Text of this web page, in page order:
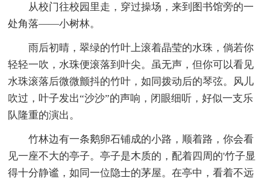
从校门往校园里走，穿过操场，来到图书馆旁的一
处角落——小树林。
雨后初晴，翠绿的竹叶上滚着晶莹的水珠，倘若你
轻轻一吹，水珠便滚落到叶尖。虽无声，但你可以看见
水珠滚落后微微颤抖的竹叶，如同拨动后的琴弦。风儿
吹过，叶子发出“沙沙”的声响，闭眼细听，好似一支乐
队隆重的演出。
竹林边有一条鹅卵石铺成的小路，顺着路，你会看
见一座不大的亭子。亭子是木质的，配着四周的'竹子显
得十分静谧，如同一位隐士的茅屋。在亭中，看着不远